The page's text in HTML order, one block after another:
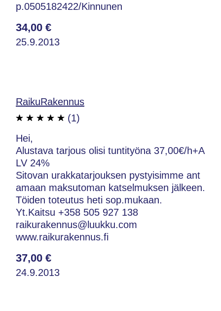
p.0505182422/Kinnunen
34,00 €
25.9.2013
RaikuRakennus
(1)
Hei,
Alustava tarjous olisi tuntityöna 37,00€/h+A
LV 24%
Sitovan urakkatarjouksen pystyisimme ant
amaan maksutoman katselmuksen jälkeen.
Töiden toteutus heti sop.mukaan.
Yt.Kaitsu +358 505 927 138
raikurakennus@luukku.com
www.raikurakennus.fi
37,00 €
24.9.2013